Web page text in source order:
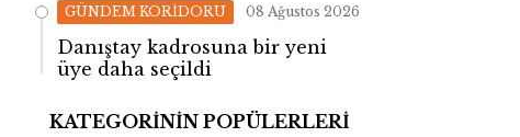
GÜNDEM KORİDORU 08 Ağustos 2026
Danıştay kadrosuna bir yeni
üye daha seçildi
KATEGORİNİN POPÜLERLERİ